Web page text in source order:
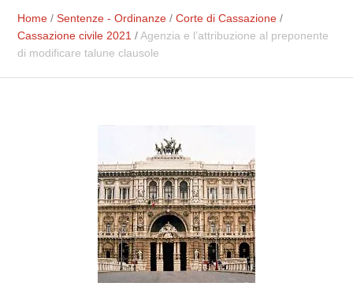
Home /Sentenze - Ordinanze /Corte di Cassazione /
Cassazione civile 2021 /Agenzia e l’attribuzione al preponente
di modificare talune clausole